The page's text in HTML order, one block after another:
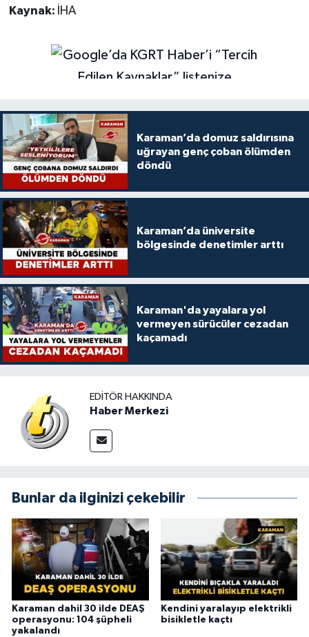
Kaynak: İHA
Karaman’da domuz saldırısına
uğrayan genç çoban ölümden
döndü
Karaman’da üniversite
bölgesinde denetimler arttı
Karaman'da yayalara yol
vermeyen sürücüler cezadan
kaçamadı
EDITÖR HAKKINDA
Haber Merkezi
Bunlar da ilginizi çekebilir
Karaman dahil 30 ilde DEAŞ
operasyonu: 104 şüpheli
yakalandı
Kendini yaralayıp elektrikli
bisikletle kaçtı